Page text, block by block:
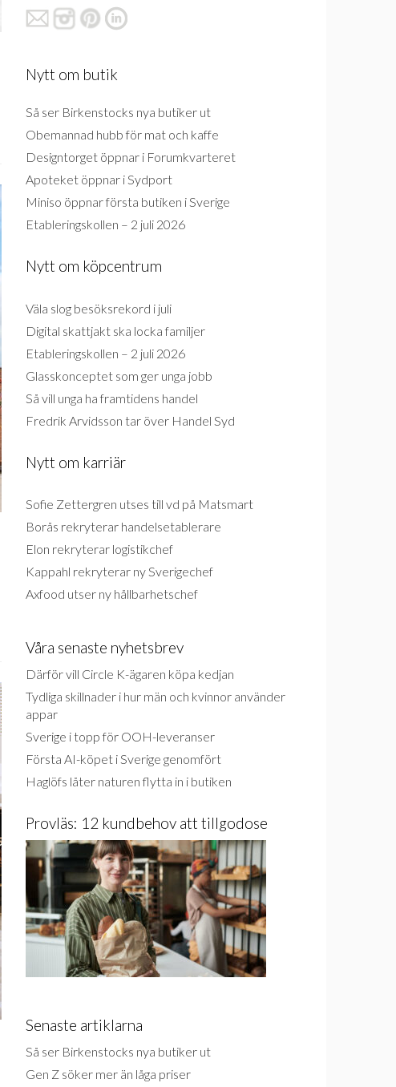
Nytt om butik
Så ser Birkenstocks nya butiker ut
Obemannad hubb för mat och kaffe
Designtorget öppnar i Forumkvarteret
Apoteket öppnar i Sydport
Miniso öppnar första butiken i Sverige
Etableringskollen – 2 juli 2026
Nytt om köpcentrum
Väla slog besöksrekord i juli
Digital skattjakt ska locka familjer
Etableringskollen – 2 juli 2026
Glasskonceptet som ger unga jobb
Så vill unga ha framtidens handel
Fredrik Arvidsson tar över Handel Syd
Nytt om karriär
Sofie Zettergren utses till vd på Matsmart
Borås rekryterar handelsetablerare
Elon rekryterar logistikchef
Kappahl rekryterar ny Sverigechef
Axfood utser ny hållbarhetschef
Våra senaste nyhetsbrev
Därför vill Circle K-ägaren köpa kedjan
Tydliga skillnader i hur män och kvinnor använder
appar
Sverige i topp för OOH-leveranser
Första AI-köpet i Sverige genomfört
Haglöfs låter naturen flytta in i butiken
Provläs: 12 kundbehov att tillgodose
Senaste artiklarna
Så ser Birkenstocks nya butiker ut
Gen Z söker mer än låga priser